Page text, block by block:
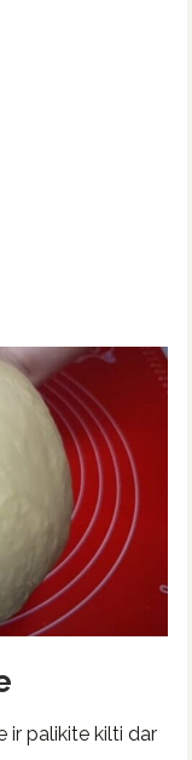
ir palikite kilti dar